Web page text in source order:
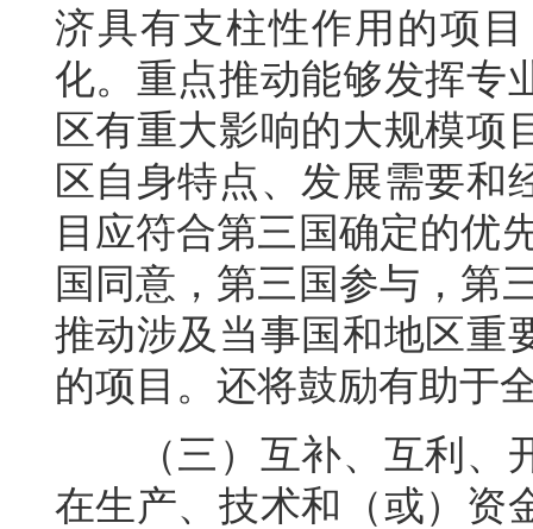
济具有支柱性作用的项
化。重点推动能够发挥专
区有重大影响的大规模项
区自身特点、发展需要和
目应符合第三国确定的优
国同意，第三国参与，第
推动涉及当事国和地区重
的项目。还将鼓励有助于
（三）互补、互利、开
在生产、技术和（或）资